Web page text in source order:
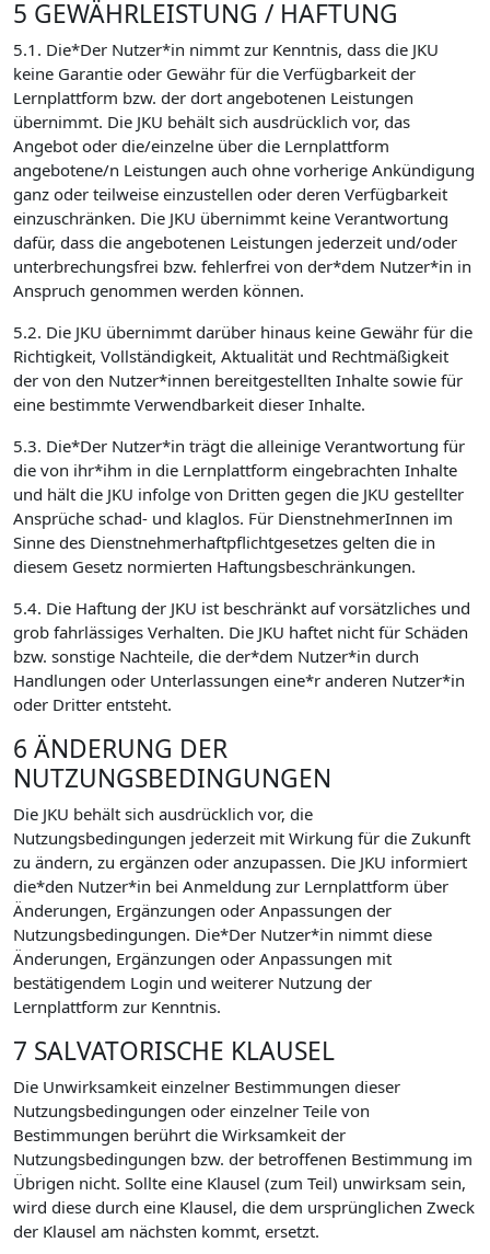
5 GEWÄHRLEISTUNG / HAFTUNG
5.1. Die*Der Nutzer*in nimmt zur Kenntnis, dass die JKU
keine Garantie oder Gewähr für die Verfügbarkeit der
Lernplattform bzw. der dort angebotenen Leistungen
übernimmt. Die JKU behält sich ausdrücklich vor, das
Angebot oder die/einzelne über die Lernplattform
angebotene/n Leistungen auch ohne vorherige Ankündigung
ganz oder teilweise einzustellen oder deren Verfügbarkeit
einzuschränken. Die JKU übernimmt keine Verantwortung
dafür, dass die angebotenen Leistungen jederzeit und/oder
unterbrechungsfrei bzw. fehlerfrei von der*dem Nutzer*in in
Anspruch genommen werden können.
5.2. Die JKU übernimmt darüber hinaus keine Gewähr für die
Richtigkeit, Vollständigkeit, Aktualität und Rechtmäßigkeit
der von den Nutzer*innen bereitgestellten Inhalte sowie für
eine bestimmte Verwendbarkeit dieser Inhalte.
5.3. Die*Der Nutzer*in trägt die alleinige Verantwortung für
die von ihr*ihm in die Lernplattform eingebrachten Inhalte
und hält die JKU infolge von Dritten gegen die JKU gestellter
Ansprüche schad- und klaglos. Für DienstnehmerInnen im
Sinne des Dienstnehmerhaftpflichtgesetzes gelten die in
diesem Gesetz normierten Haftungsbeschränkungen.
5.4. Die Haftung der JKU ist beschränkt auf vorsätzliches und
grob fahrlässiges Verhalten. Die JKU haftet nicht für Schäden
bzw. sonstige Nachteile, die der*dem Nutzer*in durch
Handlungen oder Unterlassungen eine*r anderen Nutzer*in
oder Dritter entsteht.
6 ÄNDERUNG DER
NUTZUNGSBEDINGUNGEN
Die JKU behält sich ausdrücklich vor, die
Nutzungsbedingungen jederzeit mit Wirkung für die Zukunft
zu ändern, zu ergänzen oder anzupassen. Die JKU informiert
die*den Nutzer*in bei Anmeldung zur Lernplattform über
Änderungen, Ergänzungen oder Anpassungen der
Nutzungsbedingungen. Die*Der Nutzer*in nimmt diese
Änderungen, Ergänzungen oder Anpassungen mit
bestätigendem Login und weiterer Nutzung der
Lernplattform zur Kenntnis.
7 SALVATORISCHE KLAUSEL
Die Unwirksamkeit einzelner Bestimmungen dieser
Nutzungsbedingungen oder einzelner Teile von
Bestimmungen berührt die Wirksamkeit der
Nutzungsbedingungen bzw. der betroffenen Bestimmung im
Übrigen nicht. Sollte eine Klausel (zum Teil) unwirksam sein,
wird diese durch eine Klausel, die dem ursprünglichen Zweck
der Klausel am nächsten kommt, ersetzt.